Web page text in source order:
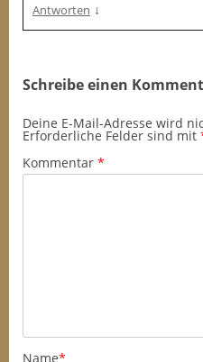
Antworten ↓
Schreibe einen
Deine E-Mail-Adresse wird
Erforderliche Felder sind mit
Kommentar *
Name*